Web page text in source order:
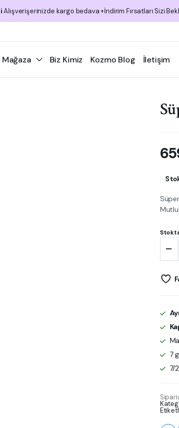
Alışverişerinizde kargo bedava +İndirim Fırsatları Sizi
Mağaza Biz Kimiz Kozmo Blog İletişim
7
7/